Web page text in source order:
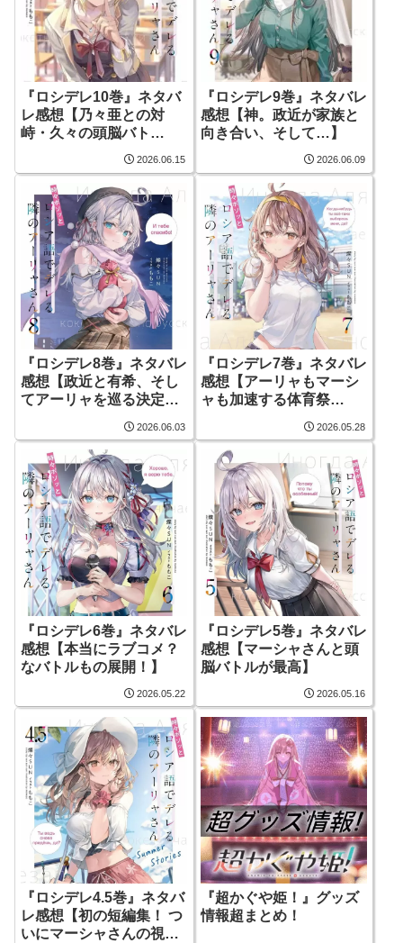
『ロシデレ10巻』ネタバ
レ感想【乃々亜との対
峙・久々の頭脳バト
2026.06.15
『ロシデレ9巻』ネタバレ
感想【神。政近が家族と
向き合い、そして…】
2026.06.09
『ロシデレ8巻』ネタバレ
感想【政近と有希、そし
てアーリャを巡る決定的
2026.06.03
『ロシデレ7巻』ネタバレ
感想【アーリャもマーシ
ャも加速する体育祭
2026.05.28
『ロシデレ6巻』ネタバレ
感想【本当にラブコメ？
なバトルもの展開！】
2026.05.22
『ロシデレ5巻』ネタバレ
感想【マーシャさんと頭
脳バトルが最高】
2026.05.16
『ロシデレ4.5巻』ネタバ
レ感想【初の短編集！ つ
いにマーシャさんの視点
『超かぐや姫！』グッズ
情報超まとめ！